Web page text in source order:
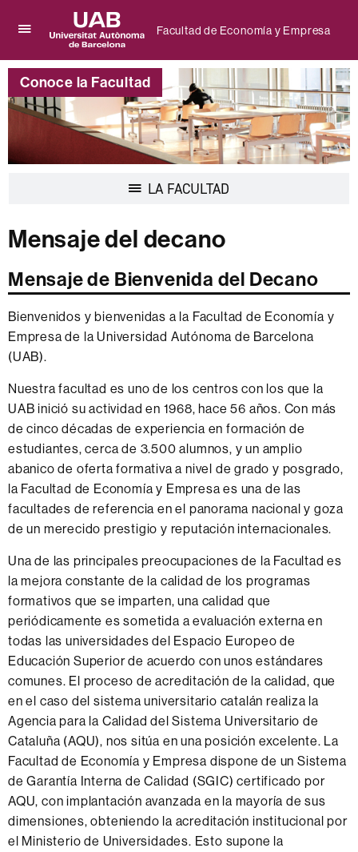
aquí
para
desplegar
el
menú
Facultad
de
Universitat
Autònoma
de
Barcelona
Facultad de Economía y Empresa
Conoce la Facultad
LA FACULTAD
Mensaje del decano
Mensaje de Bienvenida del Decano
Bienvenidos y bienvenidas a la Facultad de Economía y
Empresa de la Universidad Autónoma de Barcelona
(UAB).
Nuestra facultad es uno de los centros con los que la
UAB inició su actividad en 1968, hace 56 años. Con más
de cinco décadas de experiencia en formación de
estudiantes, cerca de 3.500 alumnos, y un amplio
abanico de oferta formativa a nivel de grado y posgrado,
la Facultad de Economía y Empresa es una de las
facultades de referencia en el panorama nacional y goza
de un merecido prestigio y reputación internacionales.
Una de las principales preocupaciones de la Facultad es
la mejora constante de la calidad de los programas
formativos que se imparten, una calidad que
periódicamente es sometida a evaluación externa en
todas las universidades del Espacio Europeo de
Educación Superior de acuerdo con unos estándares
comunes. El proceso de acreditación de la calidad, que
en el caso del sistema universitario catalán realiza la
Agencia para la Calidad del Sistema Universitario de
Cataluña (AQU), nos sitúa en una posición excelente. La
Facultad de Economía y Empresa dispone de un Sistema
de Garantía Interna de Calidad (SGIC) certificado por
AQU, con implantación avanzada en la mayoría de sus
dimensiones, obteniendo la acreditación institucional por
el Ministerio de Universidades. Esto supone la